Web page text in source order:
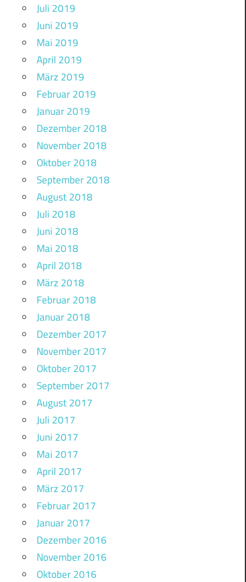
Juli 2019
Juni 2019
Mai 2019
April 2019
März 2019
Februar 2019
Januar 2019
Dezember 2018
November 2018
Oktober 2018
September 2018
August 2018
Juli 2018
Juni 2018
Mai 2018
April 2018
März 2018
Februar 2018
Januar 2018
Dezember 2017
November 2017
Oktober 2017
September 2017
August 2017
Juli 2017
Juni 2017
Mai 2017
April 2017
März 2017
Februar 2017
Januar 2017
Dezember 2016
November 2016
Oktober 2016